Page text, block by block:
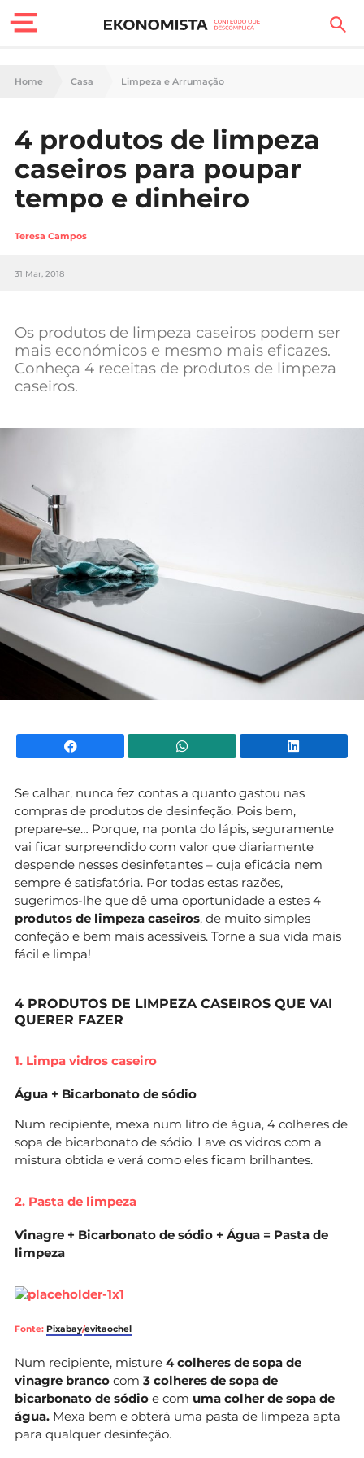
Finanças Pessoais
Carreira
Casa
Lifestyle
Sociedade
Negócios
Mundial 2026
Home Casa Limpeza e Arrumação
4 produtos de limpeza
caseiros para poupar
tempo e dinheiro
Teresa Campos
31 Mar, 2018
Os produtos de limpeza caseiros podem ser
mais económicos e mesmo mais eficazes.
Conheça 4 receitas de produtos de limpeza
caseiros.
Facebook WhatsApp
Se calhar, nunca fez contas a quanto gastou nas
compras de produtos de desinfeção. Pois bem,
prepare-se… Porque, na ponta do lápis, seguramente
vai ficar surpreendido com valor que diariamente
despende nesses desinfetantes – cuja eficácia nem
sempre é satisfatória. Por todas estas razões,
sugerimos-lhe que dê uma oportunidade a estes 4
produtos de limpeza caseiros, de muito simples
confeção e bem mais acessíveis. Torne a sua vida mais
fácil e limpa!
4 PRODUTOS DE LIMPEZA CASEIROS QUE VAI
QUERER FAZER
1. Limpa vidros caseiro
Água + Bicarbonato de sódio
Num recipiente, mexa num litro de água, 4 colheres de
sopa de bicarbonato de sódio. Lave os vidros com a
mistura obtida e verá como eles ficam brilhantes.
2. Pasta de limpeza
Vinagre + Bicarbonato de sódio + Água = Pasta de
limpeza
Fonte: Pixabay/evitaochel
Num recipiente, misture 4 colheres de sopa de
vinagre branco com 3 colheres de sopa de
bicarbonato de sódio e com uma colher de sopa de
água. Mexa bem e obterá uma pasta de limpeza apta
para qualquer desinfeção.